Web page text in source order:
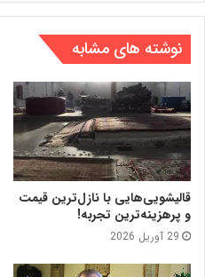
نوشته های مشابه
قالیشویی‌هایی با نازل‌ترین قیمت
و پرهزینه‌ترین تجربه!
29 آوریل 2026